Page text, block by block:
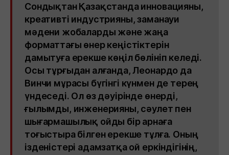
Сондықтан Қазақстанда инновацияны,
креативті индустрияны, заманауи
мәдени жобаларды және жаңа
форматтағы өнер кеңістіктерін
дамытуға ерекше көңіл бөлініп келеді.
Осы тұрғыдан алғанда, Леонардо да
Винчи мұрасы бүгінгі күнмен де терең
үндеседі. Ол өз дәуірінде өнерді,
ғылымды, инженерияны, сәулет пен
шығармашылық ойды бір арнаға
тоғыстыра білген ерекше тұлға. Оның
ізденістері адамзатқа ой еркіндігінің,